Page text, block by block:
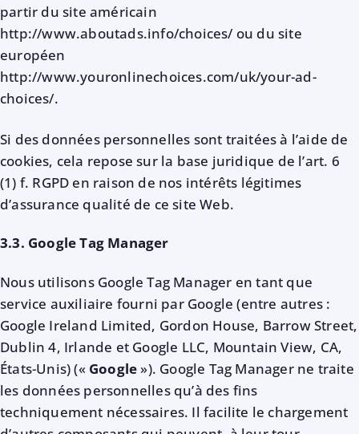
partir du site américain
http://www.aboutads.info/choices/ ou du site
européen
http://www.youronlinechoices.com/uk/your-ad-
choices/.
Si des données personnelles sont traitées à l’aide de
cookies, cela repose sur la base juridique de l’art. 6
(1) f. RGPD en raison de nos intérêts légitimes
d’assurance qualité de ce site Web.
3.3. Google Tag Manager
Nous utilisons Google Tag Manager en tant que
service auxiliaire fourni par Google (entre autres :
Google Ireland Limited, Gordon House, Barrow Street,
Dublin 4, Irlande et Google LLC, Mountain View, CA,
États-Unis) (« Google »). Google Tag Manager ne traite
les données personnelles qu’à des fins
techniquement nécessaires. Il facilite le chargement